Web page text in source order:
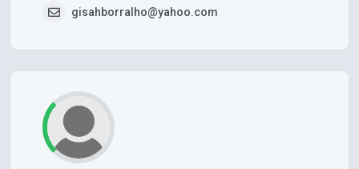
gisahborralho@yahoo.com